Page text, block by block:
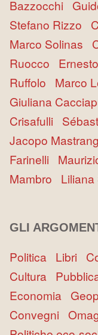
Bazzocchi
Stefano Rizzo
Marco Solinas
Ruocco
Ruffolo
Marco
Giuliana
Crisafulli
Jacopo
Farinelli
Mambro
Liliana
GLI
Politica Libri
Cultura
Economia
Convegni